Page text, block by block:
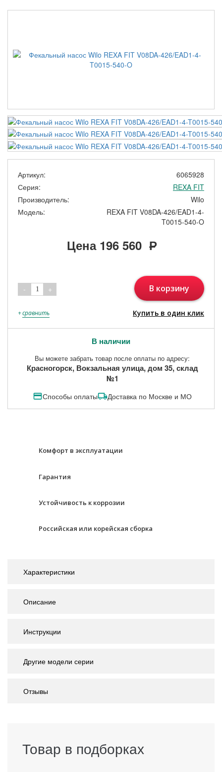
Артикул:
6065928
Серия:
REXA FIT
Производитель:
Wilo
Модель:
REXA FIT V08DA-426/EAD1-4-
T0015-540-O
Цена 196 560 Р
- 1 + В корзину
+сравнить Купить в один клик
В наличии
Вы можете забрать товар после оплаты по адресу:
Красногорск, Вокзальная улица, дом 35, склад
№1
Способы оплаты Доставка по Москве и МО
Комфорт в эксплуатации
Гарантия
Устойчивость к коррозии
Российская или корейская сборка
Характеристики
Описание
Инструкции
Другие модели серии
Отзывы
Товар в подборках